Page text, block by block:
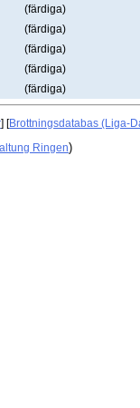
(färdiga)
(färdiga)
(färdiga)
(färdiga)
(färdiga)
] [Brottningsdatabas (Liga-
Ringen)